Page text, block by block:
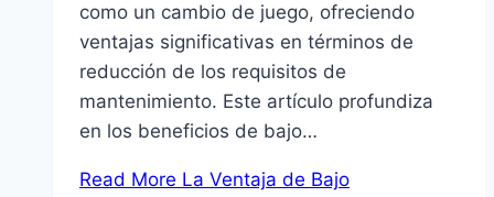
como un cambio de juego, ofreciendo
ventajas significativas en términos de
reducción de los requisitos de
mantenimiento. Este artículo profundiza
en los beneficios de bajo…
Read More La Ventaja de Bajo